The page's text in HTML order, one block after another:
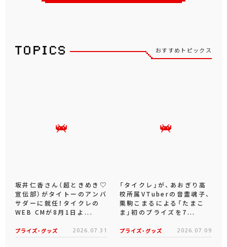
おすすめトピックス
坂井仁香さん（超ときめき♡
宣伝部）がタイトーのアンバ
サダーに就任！タイクレの
WEB CMが8月1日よ...
プライズ・グッズ 2026.07.31
「タイクレ」が、あおぎり高
校所属VTuberの音霊魂子、
栗駒こまるによる「たまこ
ま」初のプライズを7...
プライズ・グッズ 2026.07.09